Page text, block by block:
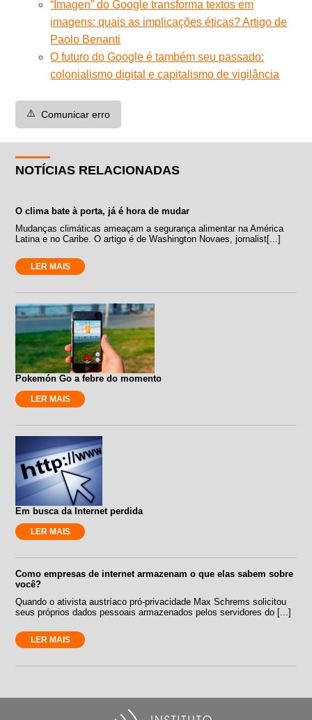
“Imagen” do Google transforma textos em
imagens: quais as implicações éticas? Artigo de
Paolo Benanti
O futuro do Google é também seu passado:
colonialismo digital e capitalismo de vigilância
⚠️ Comunicar erro
NOTÍCIAS RELACIONADAS
O clima bate à porta, já é hora de mudar
Mudanças climáticas ameaçam a segurança alimentar na América
Latina e no Caribe. O artigo é de Washington Novaes, jornalist[...]
LER MAIS
Pokemón Go a febre do momento
LER MAIS
Em busca da Internet perdida
LER MAIS
Como empresas de internet armazenam o que elas sabem sobre
você?
Quando o ativista austríaco pró-privacidade Max Schrems solicitou
seus próprios dados pessoais armazenados pelos servidores do [...]
LER MAIS